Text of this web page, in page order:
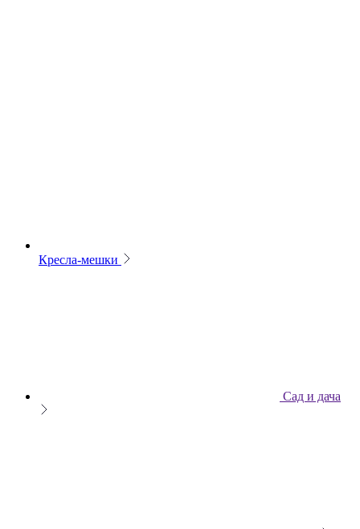
Кресла-мешки
Сад и дача